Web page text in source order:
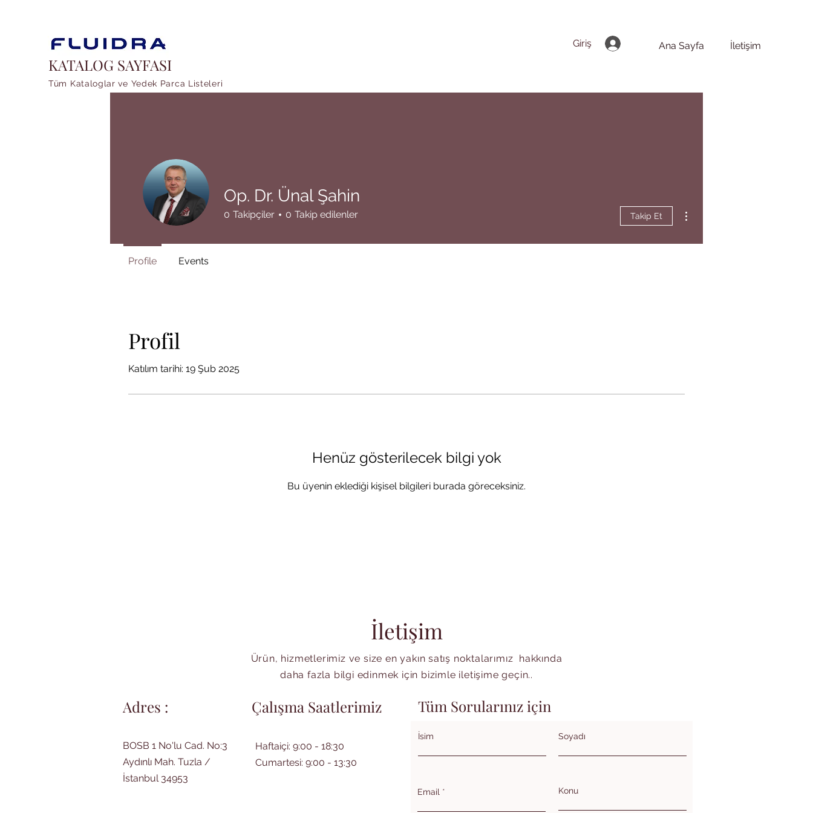
KATALOG SAYFASI
Tüm Kataloglar ve Yedek Parca Listeleri
Giriş Ana Sayfa İletişim
Profil
Katılım tarihi: 19 Şub 2025
Henüz gösterilecek bilgi yok
Bu üyenin eklediği kişisel bilgileri burada göreceksiniz.
Op. Dr. Ünal Şahin
0 Takipçiler 0 Takip edilenler Takip Et
Profile Events
İletişim
Ürün, hizmetlerimiz ve size en yakın satış noktalarımız hakkında
daha fazla bilgi edinmek için bizimle iletişime geçin..
Adres :
BOSB 1 No'lu Cad. No:3
Aydınlı Mah. Tuzla /
İstanbul 34953
Çalışma Saatlerimiz
Haftaiçi: 9:00 - 18:30
Cumartesi: 9:00 - 13:30
Tüm Sorularınız için
İsim Soyadı
Email Konu